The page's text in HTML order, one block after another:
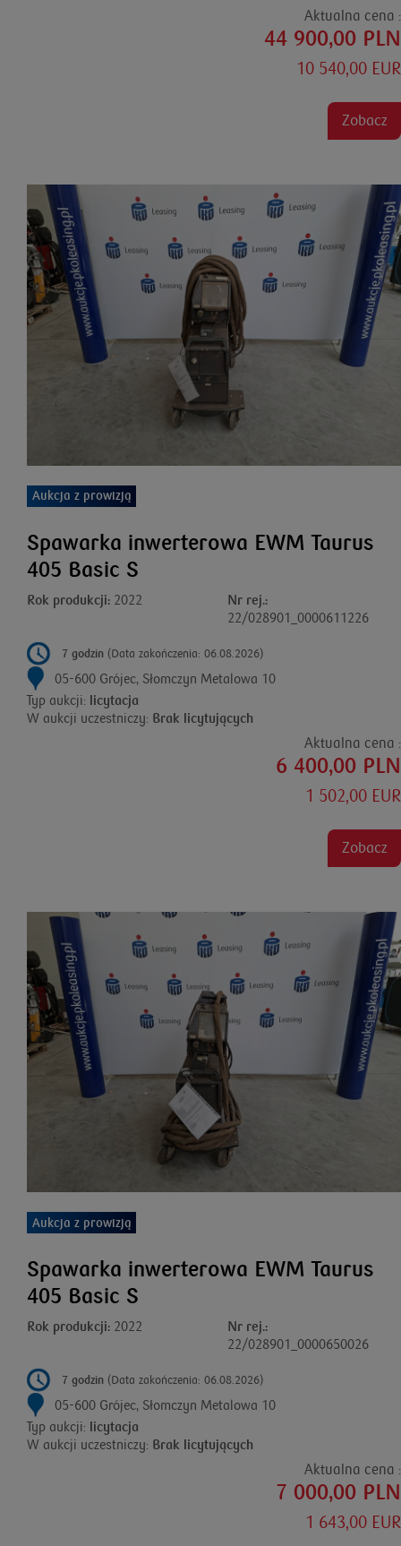
Aktualna cena :
44 900,00 PLN
10 540,00 EUR
Zobacz
Aukcja z prowizją
Spawarka inwerterowa EWM Taurus
405 Basic S
Rok produkcji: 2022
Nr rej.:
22/028901_0000611226
Aktualna cena :
6 400,00 PLN
1 502,00 EUR
Zobacz
7 godzin (Data zakończenia: 06.08.2026)
05-600 Grójec, Słomczyn Metalowa 10
Typ aukcji: licytacja
W aukcji uczestniczy: Brak licytujących
Aukcja z prowizją
Spawarka inwerterowa EWM Taurus
405 Basic S
Rok produkcji: 2022
Nr rej.:
22/028901_0000650026
Aktualna cena :
7 000,00 PLN
1 643,00 EUR
7 godzin (Data zakończenia: 06.08.2026)
05-600 Grójec, Słomczyn Metalowa 10
Typ aukcji: licytacja
W aukcji uczestniczy: Brak licytujących